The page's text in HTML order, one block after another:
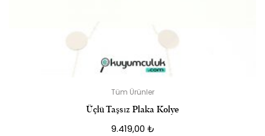
Tüm Ürünler
Üçlü Taşsız Plaka Kolye
9.419,00 ₺